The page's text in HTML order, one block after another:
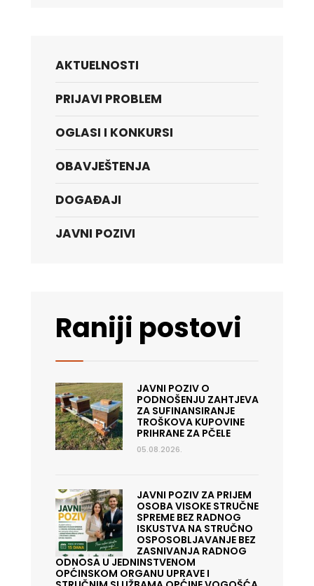
AKTUELNOSTI
PRIJAVI PROBLEM
OGLASI I KONKURSI
OBAVJEŠTENJA
DOGAĐAJI
JAVNI POZIVI
Raniji postovi
JAVNI POZIV O
PODNOŠENJU ZAHTJEVA
ZA SUFINANSIRANJE
TROŠKOVA KUPOVINE
PRIHRANE ZA PČELE
05.08.2026.
JAVNI POZIV ZA PRIJEM
OSOBA VISOKE STRUČNE
SPREME BEZ RADNOG
ISKUSTVA NA STRUČNO
OSPOSOBLJAVANJE BEZ
ZASNIVANJA RADNOG
ODNOSA U JEDNINSTVENOM
OPĆINSKOM ORGANU UPRAVE I